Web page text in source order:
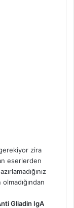
zira
eserlerden
Gliadin IgA